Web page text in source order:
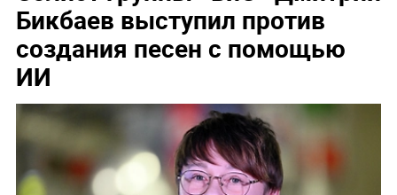
Бикбаев выступил против
создания песен с помощью
ИИ